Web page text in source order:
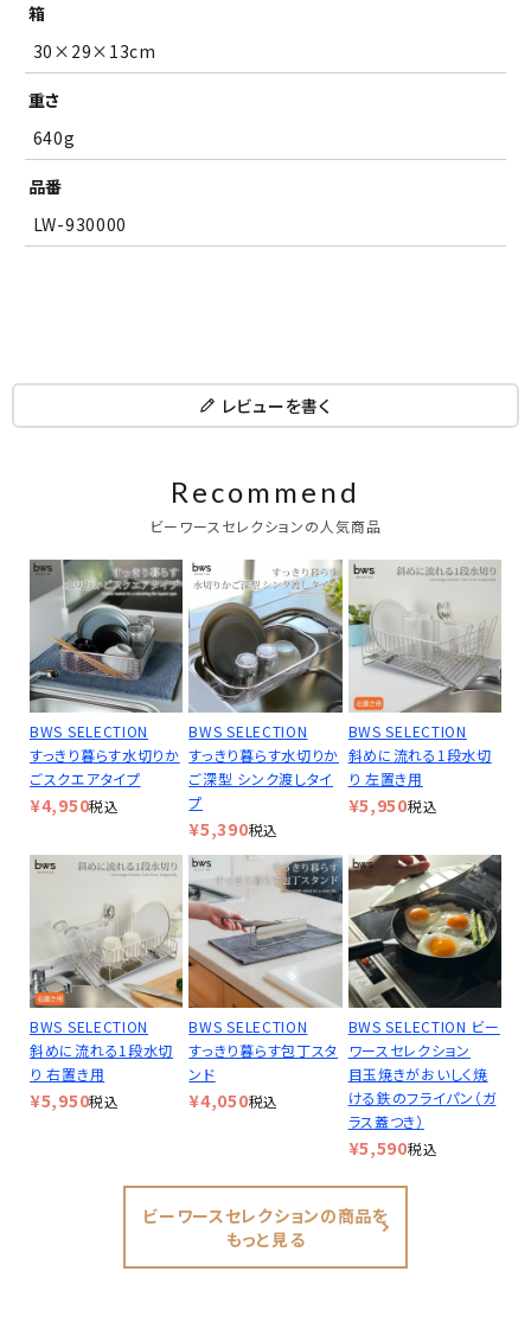
箱
30×29×13cm
重さ
640g
品番
LW-930000
レビューを書く
Recommend
ビーワースセレクションの人気商品
BWS SELECTION
すっきり暮らす水切りか
ごスクエアタイプ
¥4,950税込
BWS SELECTION
すっきり暮らす水切りか
ご深型 シンク渡しタイ
プ
¥5,390税込
BWS SELECTION
斜めに流れる1段水切
り 左置き用
¥5,950税込
BWS SELECTION
斜めに流れる1段水切
り 右置き用
¥5,950税込
BWS SELECTION
すっきり暮らす包丁スタ
ンド
¥4,050税込
BWS SELECTION ビー
ワースセレクション
目玉焼きがおいしく焼
ける鉄のフライパン（ガ
ラス蓋つき）
¥5,590税込
ビーワースセレクションの商品を
もっと見る